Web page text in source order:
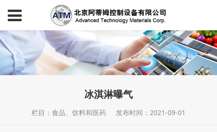
冰淇淋曝气
栏目：食品、饮料和医药 发布时间：2021-09-01